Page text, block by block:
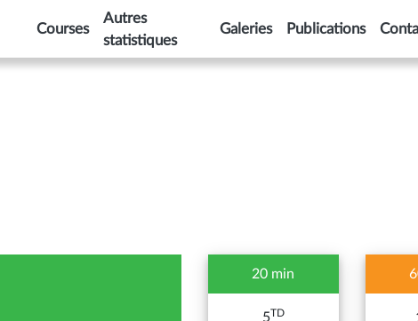
Courses
Autres
statistiques
Galeries Publications
20 min
5TD